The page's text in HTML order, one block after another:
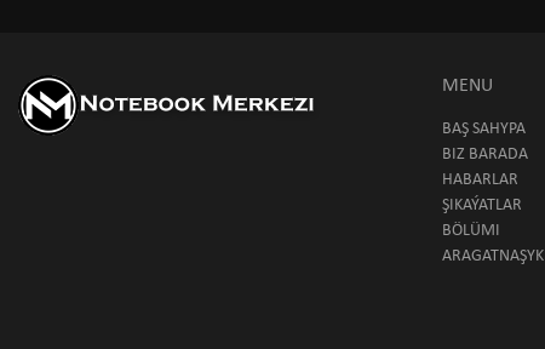
MENU
BAŞ SAHYPA
BIZ BARADA
HABARLAR
ŞIKAÝATLAR
BÖLÜMI
ARAGATNAŞYK